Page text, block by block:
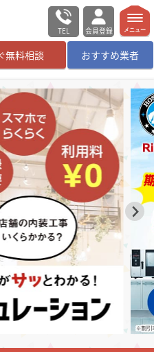
TEL 会員登録
無料相談 おすすめ業者
ログイン／会員登録
す
会社様へ
メニュー